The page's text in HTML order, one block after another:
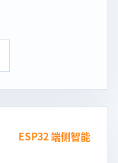
ESP32 端侧智能